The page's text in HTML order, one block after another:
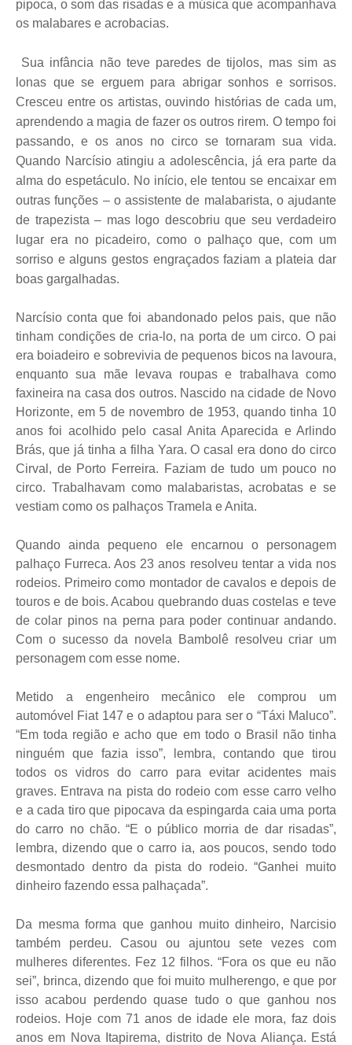
pipoca, o som das risadas e a música que acompanhava
os malabares e acrobacias.
Sua infância não teve paredes de tijolos, mas sim as
lonas que se erguem para abrigar sonhos e sorrisos.
Cresceu entre os artistas, ouvindo histórias de cada um,
aprendendo a magia de fazer os outros rirem. O tempo foi
passando, e os anos no circo se tornaram sua vida.
Quando Narcísio atingiu a adolescência, já era parte da
alma do espetáculo. No início, ele tentou se encaixar em
outras funções – o assistente de malabarista, o ajudante
de trapezista – mas logo descobriu que seu verdadeiro
lugar era no picadeiro, como o palhaço que, com um
sorriso e alguns gestos engraçados faziam a plateia dar
boas gargalhadas.
Narcísio conta que foi abandonado pelos pais, que não
tinham condições de cria-lo, na porta de um circo. O pai
era boiadeiro e sobrevivia de pequenos bicos na lavoura,
enquanto sua mãe levava roupas e trabalhava como
faxineira na casa dos outros. Nascido na cidade de Novo
Horizonte, em 5 de novembro de 1953, quando tinha 10
anos foi acolhido pelo casal Anita Aparecida e Arlindo
Brás, que já tinha a filha Yara. O casal era dono do circo
Cirval, de Porto Ferreira. Faziam de tudo um pouco no
circo. Trabalhavam como malabaristas, acrobatas e se
vestiam como os palhaços Tramela e Anita.
Quando ainda pequeno ele encarnou o personagem
palhaço Furreca. Aos 23 anos resolveu tentar a vida nos
rodeios. Primeiro como montador de cavalos e depois de
touros e de bois. Acabou quebrando duas costelas e teve
de colar pinos na perna para poder continuar andando.
Com o sucesso da novela Bambolê resolveu criar um
personagem com esse nome.
Metido a engenheiro mecânico ele comprou um
automóvel Fiat 147 e o adaptou para ser o “Táxi Maluco”.
“Em toda região e acho que em todo o Brasil não tinha
ninguém que fazia isso”, lembra, contando que tirou
todos os vidros do carro para evitar acidentes mais
graves. Entrava na pista do rodeio com esse carro velho
e a cada tiro que pipocava da espingarda caia uma porta
do carro no chão. “E o público morria de dar risadas”,
lembra, dizendo que o carro ia, aos poucos, sendo todo
desmontado dentro da pista do rodeio. “Ganhei muito
dinheiro fazendo essa palhaçada”.
Da mesma forma que ganhou muito dinheiro, Narcisio
também perdeu. Casou ou ajuntou sete vezes com
mulheres diferentes. Fez 12 filhos. “Fora os que eu não
sei”, brinca, dizendo que foi muito mulherengo, e que por
isso acabou perdendo quase tudo o que ganhou nos
rodeios. Hoje com 71 anos de idade ele mora, faz dois
anos em Nova Itapirema, distrito de Nova Aliança. Está